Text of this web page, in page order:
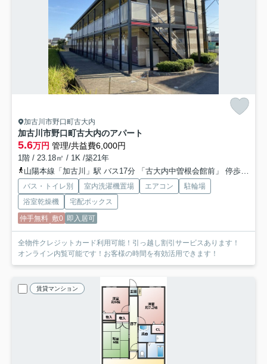
加古川市野口町古大内
加古川市野口町古大内のアパート
5.6万円 管理/共益費6,000円
1階 / 23.18㎡ / 1K /築21年
山陽本線「加古川」駅 バス17分 「古大内中曽根会館前」 停歩3分
バス・トイレ別 室内洗濯機置場 エアコン
駐輪場
浴室乾燥機
宅配ボックス
仲手無料 敷0 即入居可
全物件クレジットカード利用可能！引っ越し割引サービスあります！
オンライン内覧可能です！お客様の時間を有効活用できます！
賃貸マンション